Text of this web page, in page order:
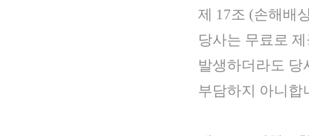
제 17조 (손해배
당사는 무료로
발생하더라도 당
부담하지 아니합